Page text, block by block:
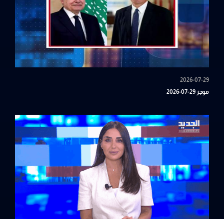
2026-07-29
موجز 29-07-2026